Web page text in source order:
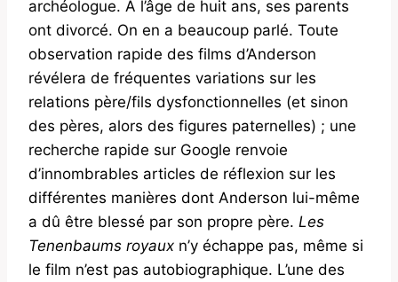
archéologue. À l’âge de huit ans, ses parents
ont divorcé. On en a beaucoup parlé. Toute
observation rapide des films d’Anderson
révélera de fréquentes variations sur les
relations père/fils dysfonctionnelles (et sinon
des pères, alors des figures paternelles) ; une
recherche rapide sur Google renvoie
d’innombrables articles de réflexion sur les
différentes manières dont Anderson lui-même
a dû être blessé par son propre père. Les
Tenenbaums royaux n’y échappe pas, même si
le film n’est pas autobiographique. L’une des